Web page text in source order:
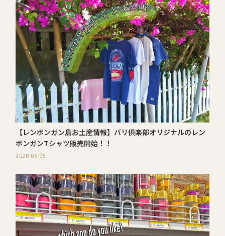
【レンボンガン島お土産情報】バリ倶楽部オリジナルのレン
ボンガンTシャツ販売開始！！
2020.05.05